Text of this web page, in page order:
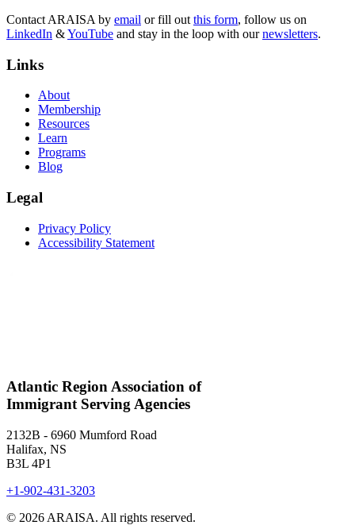
Contact ARAISA by email or fill out this form, follow us on
LinkedIn &YouTube and stay in the loop with ournewsletters.
Links
About
Membership
Resources
Learn
Programs
Blog
Legal
Privacy Policy
Accessibility Statement
Atlantic Region Association of
Immigrant Serving Agencies
2132B - 6960 Mumford Road
Halifax, NS
B3L 4P1
+1-902-431-3203
© 2026 ARAISA. All rights reserved.